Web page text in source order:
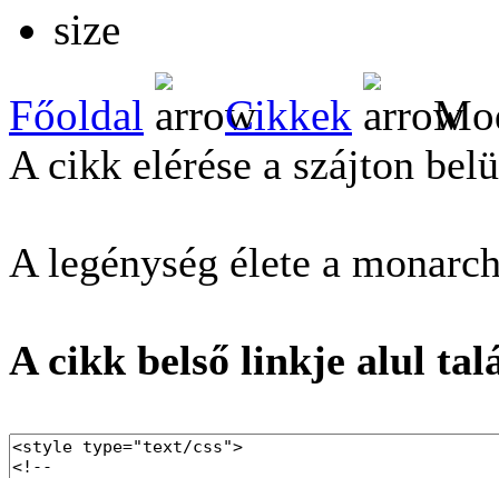
Főoldal Cikkek
A cikk elérése a szájton
A legénység élete a
A cikk belső linkje alul